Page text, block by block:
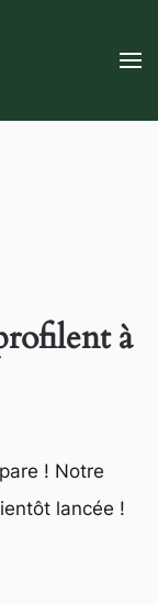
à
! Notre
lancée !